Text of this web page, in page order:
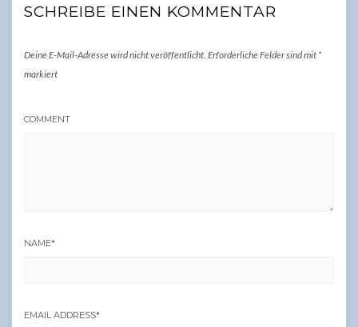
SCHREIBE EINEN KOMMENTAR
Deine E-Mail-Adresse wird nicht veröffentlicht. Erforderliche Felder sind mit *
markiert
COMMENT
NAME*
EMAIL ADDRESS*